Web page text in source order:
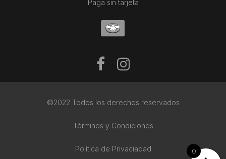
Paga sin tarjeta
©2022 Todos los derechos reservados
Términos y Condiciones
Política de Privaciadad 0